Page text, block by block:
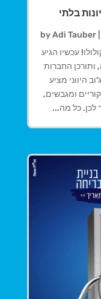
בלתי
byAdi Tauber|
עכשיו הגיע
החברות
היווני מציע
ומגבשים,
כל מה...